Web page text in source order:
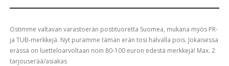
Ostimme valtavan varastoerän postituoretta Suomea, mukana myös PR-
ja TUB-merkkejä. Nyt puramme tämän erän tosi halvalla pois. Jokaisessa
erässä on luetteloarvoltaan noin 80-100 euron edestä merkkejä! Max. 2
tarjouserää/asiakas